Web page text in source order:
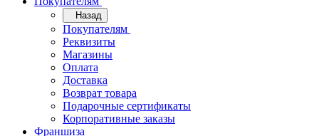
Назад
Покупателям
Реквизиты
Магазины
Оплата
Доставка
Возврат товара
Подарочные сертификаты
Корпоративные заказы
Франшиза